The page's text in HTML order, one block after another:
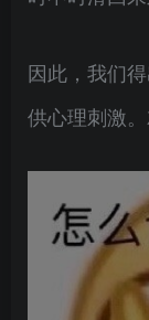
因此，我们
供心理刺激